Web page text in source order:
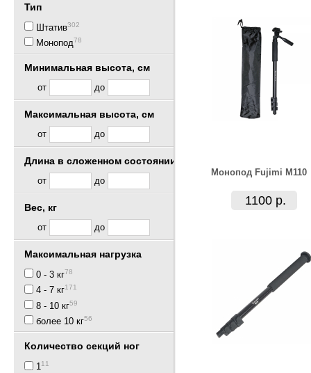
Тип
Штатив302
Монопод78
Минимальная высота, см
от до
Максимальная высота, см
от до
Длина в сложенном состоянии, см
от до
Вес, кг
от до
Максимальная нагрузка
0 - 3 кг78
4 - 7 кг171
8 - 10 кг59
более 10 кг56
Количество секций ног
111
Монопод Fujimi M110
1100 р.